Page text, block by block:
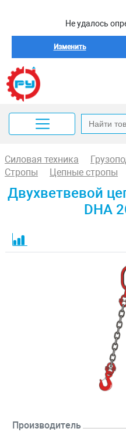
Не удалось
Изменить
Силовая техника
Стропы
Цепные стропы
Двухветвевой
DHA
Производитель